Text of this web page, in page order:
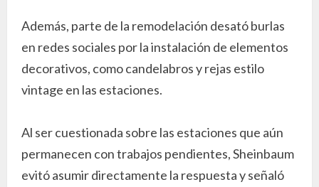
Además, parte de la remodelación desató burlas
en redes sociales por la instalación de elementos
decorativos, como candelabros y rejas estilo
vintage en las estaciones.
Al ser cuestionada sobre las estaciones que aún
permanecen con trabajos pendientes, Sheinbaum
evitó asumir directamente la respuesta y señaló